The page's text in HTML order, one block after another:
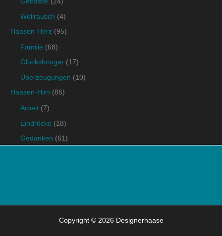
Wollrausch (4)
Haasen-Herz (95)
Familie (68)
Glücksbringer (17)
Überzeugungen (10)
Haasen-Hirn (86)
Arbeit (7)
Eindrücke (18)
Gedanken (61)
Copyright © 2026 Designerhaase